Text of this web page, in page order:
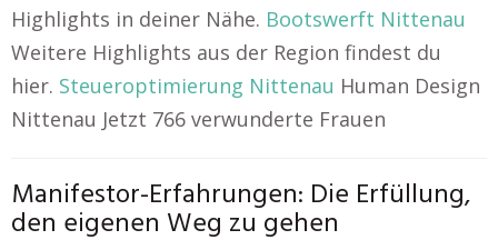
Highlights in deiner Nähe. Bootswerft Nittenau
Weitere Highlights aus der Region findest du
hier. Steueroptimierung Nittenau Human Design
Nittenau Jetzt 766 verwunderte Frauen
Manifestor-Erfahrungen: Die Erfüllung,
den eigenen Weg zu gehen